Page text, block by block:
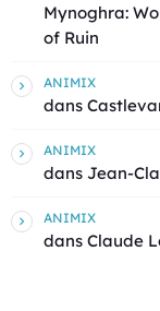
Mynoghra:
of Ruin
ANIMIX
dans
ANIMIX
dans Jean-
ANIMIX
dans Claude